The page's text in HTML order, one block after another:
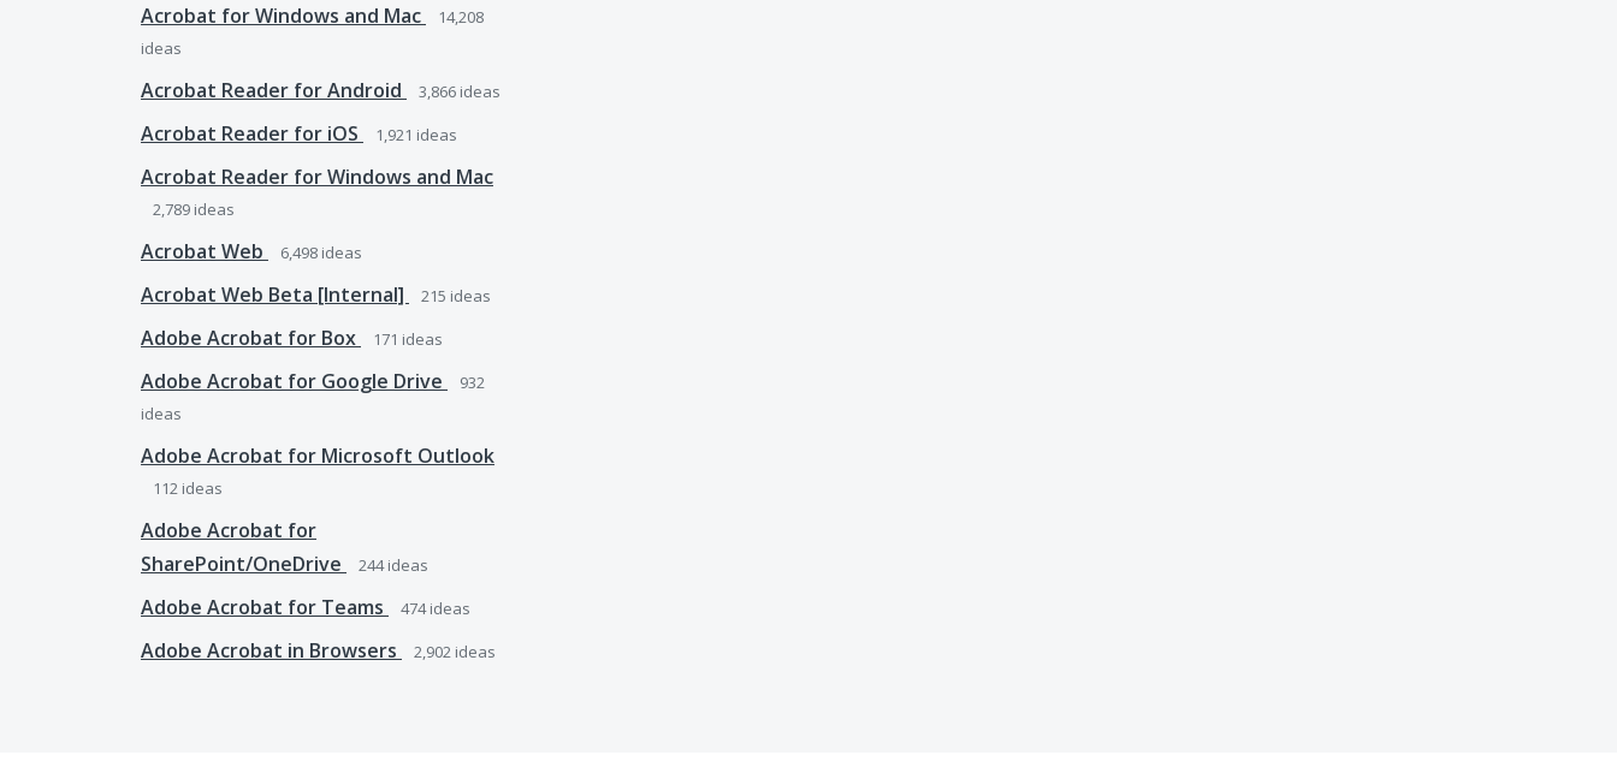
Acrobat for Windows and Mac
14,208
ideas
Acrobat Reader for Android 3,866 ideas
Acrobat Reader for iOS 1,921 ideas
Acrobat Reader for Windows and Mac
2,789 ideas
Acrobat Web 6,498 ideas
Acrobat Web Beta [Internal] 215 ideas
Adobe Acrobat for Box 171 ideas
Adobe Acrobat for Google Drive
932
ideas
Adobe Acrobat for Microsoft Outlook
112 ideas
Adobe Acrobat for
SharePoint/OneDrive
244ideas
Adobe Acrobat for Teams 474ideas
Adobe Acrobat in Browsers 2,902 ideas